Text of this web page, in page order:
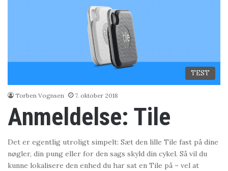
TEST
Torben Vognsen 7. oktober 2018
Anmeldelse: Tile
Det er egentlig utroligt simpelt: Sæt den lille Tile fast på dine
nøgler, din pung eller for den sags skyld din cykel. Så vil du
kunne lokalisere den enhed du har sat en Tile på – vel at